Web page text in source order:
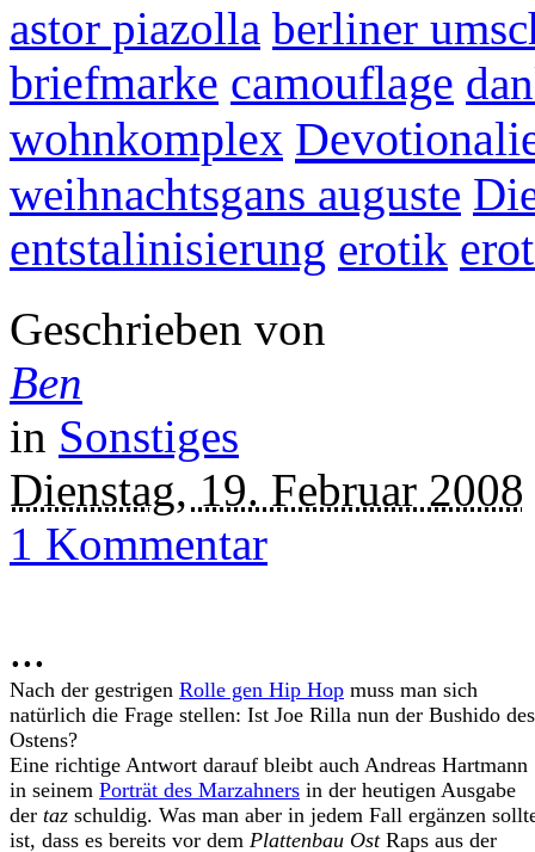
astor piazolla berliner
briefmarke camouflage
wohnkomplex
weihnachtsgans auguste
entstalinisierung erotik
Geschrieben von
Ben
in Sonstiges
Dienstag, 19. Februar 2008
1 Kommentar
...
Nach der gestrigen Rolle gen Hip Hop muss man sich
natürlich die Frage stellen: Ist Joe Rilla nun der Bushido des
Ostens?
Eine richtige Antwort darauf bleibt auch Andreas Hartmann
in seinem Porträt des Marzahners in der heutigen Ausgabe
der taz schuldig. Was man aber in jedem Fall ergänzen
ist, dass es bereits vor dem Plattenbau OstRaps aus der